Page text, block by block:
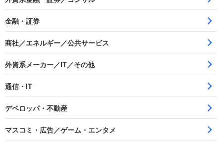
金融・証券
商社／エネルギー／公共サービス
外資系メーカー／IT／その他
通信・IT
デベロッパ・不動産
マスコミ・広告／ゲーム・エンタメ